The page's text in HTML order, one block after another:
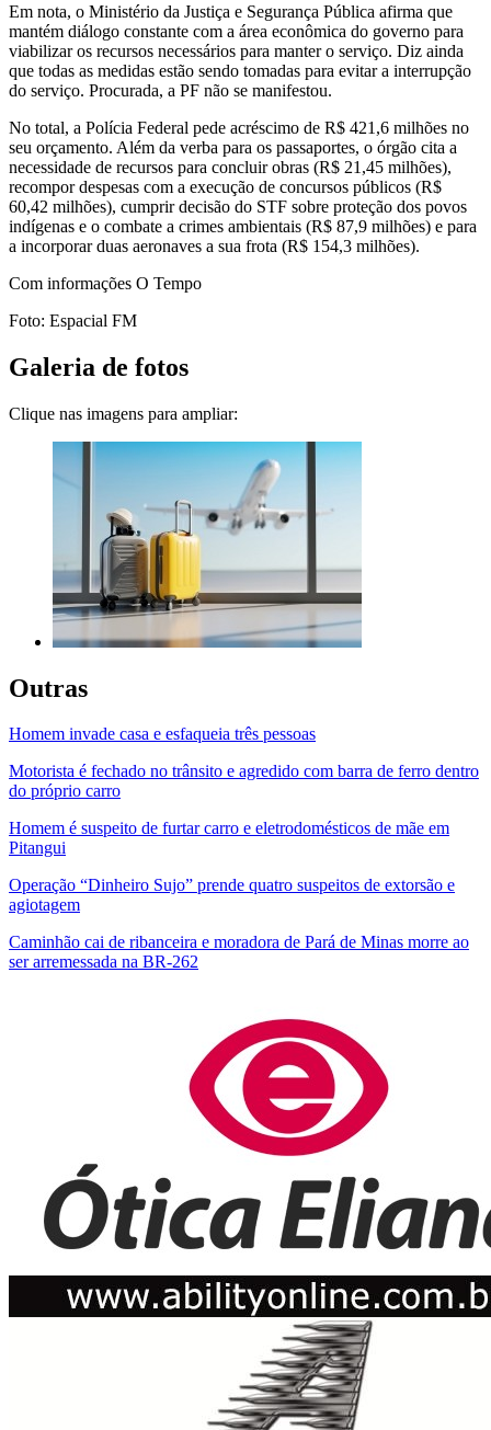
Em nota, o Ministério da Justiça e Segurança Pública afirma que
mantém diálogo constante com a área econômica do governo para
viabilizar os recursos necessários para manter o serviço. Diz ainda
que todas as medidas estão sendo tomadas para evitar a interrupção
do serviço. Procurada, a PF não se manifestou.
No total, a Polícia Federal pede acréscimo de R$ 421,6 milhões no
seu orçamento. Além da verba para os passaportes, o órgão cita a
necessidade de recursos para concluir obras (R$ 21,45 milhões),
recompor despesas com a execução de concursos públicos (R$
60,42 milhões), cumprir decisão do STF sobre proteção dos povos
indígenas e o combate a crimes ambientais (R$ 87,9 milhões) e para
a incorporar duas aeronaves a sua frota (R$ 154,3 milhões).
Com informações O Tempo
Foto: Espacial FM
Galeria de fotos
Clique nas imagens para ampliar:
Outras
Homem invade casa e esfaqueia três pessoas
Motorista é fechado no trânsito e agredido com barra de ferro dentro
do próprio carro
Homem é suspeito de furtar carro e eletrodomésticos de mãe em
Pitangui
Operação “Dinheiro Sujo” prende quatro suspeitos de extorsão e
agiotagem
Caminhão cai de ribanceira e moradora de Pará de Minas morre ao
ser arremessada na BR-262